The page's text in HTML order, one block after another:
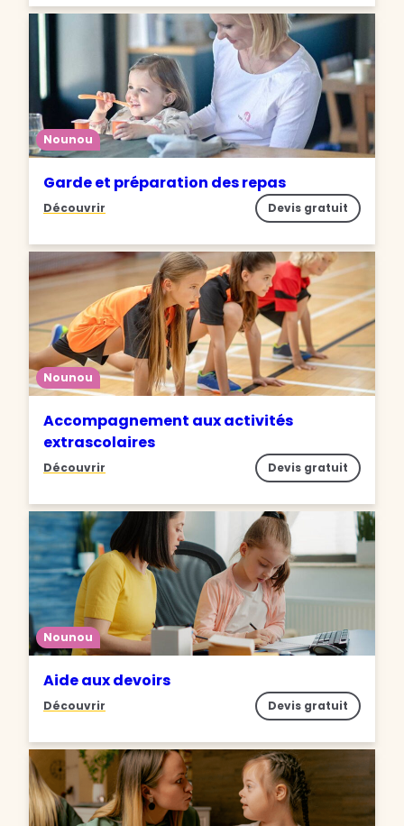
Nounou
Garde et préparation des repas
Découvrir Devis gratuit
Nounou
Accompagnement aux activités
extrascolaires
Découvrir Devis gratuit
Nounou
Aide aux devoirs
Découvrir Devis gratuit